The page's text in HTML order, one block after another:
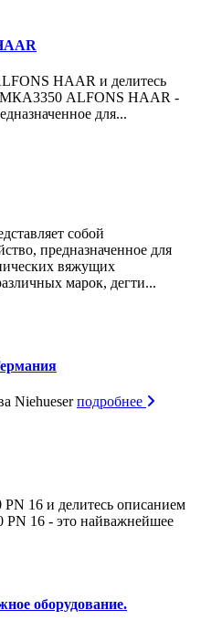
HAAR и делитесь
МКА3350 ALFONS HAAR -
для...
собой
предназначенное для
вяжущих
марок, дегти...
Niehueserподробнее
16 и делитесь описанием
PN 16 - это найважнейшее
оборудование.